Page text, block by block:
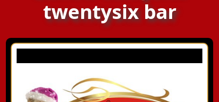
twentysix bar